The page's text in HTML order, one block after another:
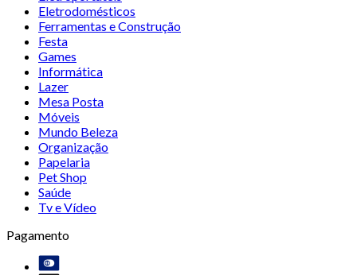
Eletrodomésticos
Ferramentas e Construção
Festa
Games
Informática
Lazer
Mesa Posta
Móveis
Mundo Beleza
Organização
Papelaria
Pet Shop
Saúde
Tv e Vídeo
Pagamento